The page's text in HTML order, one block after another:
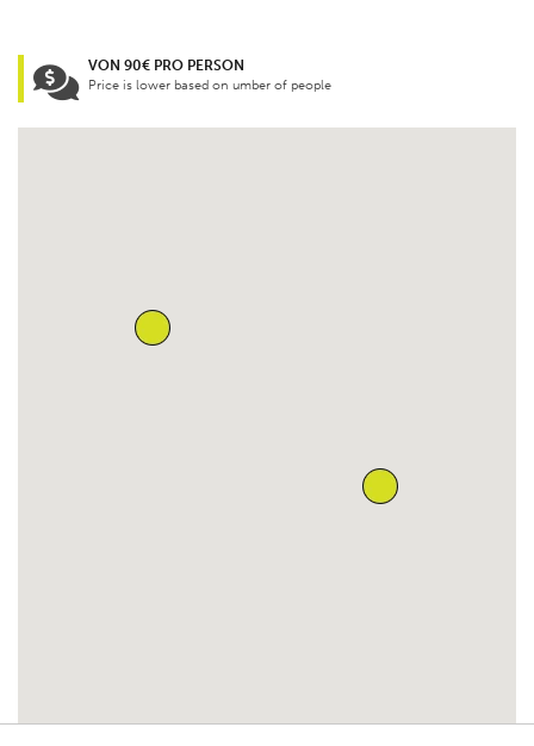
VON 90€ PRO PERSON
Price is lower based on umber of people